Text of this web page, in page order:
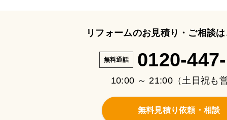
リフォームのお見積り・ご相談
無料通話 0120-
10:00 ～ 21:00（土日祝も
無料見積り依頼・相談